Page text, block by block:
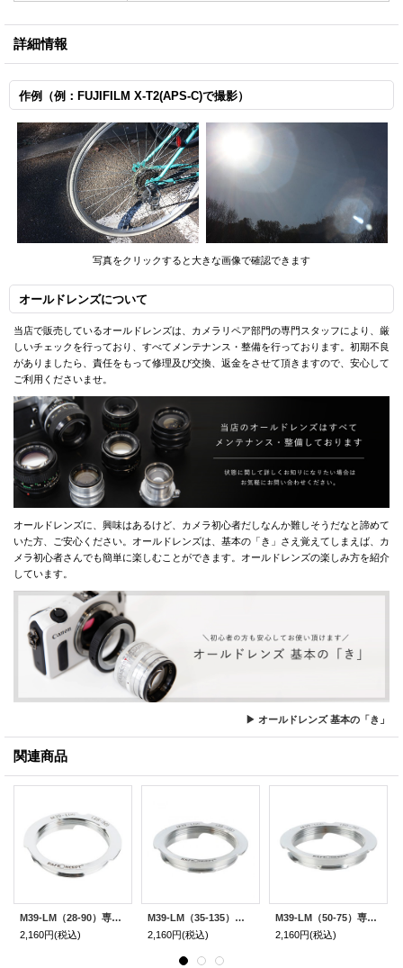
詳細情報
作例（例：FUJIFILM X-T2(APS-C)で撮影）
写真をクリックすると大きな画像で確認できます
オールドレンズについて
当店で販売しているオールドレンズは、カメラリペア部門の専門スタッフにより、厳
しいチェックを行っており、すべてメンテナンス・整備を行っております。初期不良
がありましたら、責任をもって修理及び交換、返金をさせて頂きますので、安心して
ご利用くださいませ。
オールドレンズに、興味はあるけど、カメラ初心者だしなんか難しそうだなと諦めて
いた方、ご安心ください。オールドレンズは、基本の「き」さえ覚えてしまえば、カ
メラ初心者さんでも簡単に楽しむことができます。オールドレンズの楽しみ方を紹介
しています。
▶ オールドレンズ 基本の「き」
関連商品
M39-LM（28-90）専用マウントアダプター
2,160円(税込)
M39-LM（35-135）専用マウントアダプター
2,160円(税込)
M39-LM（50-75）専用マウントアダプター
2,160円(税込)